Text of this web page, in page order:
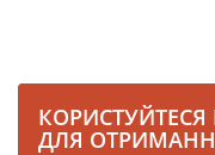
ДЛЯ